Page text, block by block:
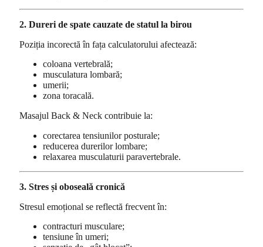
2. Dureri de spate cauzate de statul la birou
Poziția incorectă în fața calculatorului afectează:
coloana vertebrală;
musculatura lombară;
umerii;
zona toracală.
Masajul Back & Neck contribuie la:
corectarea tensiunilor posturale;
reducerea durerilor lombare;
relaxarea musculaturii paravertebrale.
3. Stres și oboseală cronică
Stresul emoțional se reflectă frecvent în:
contracturi musculare;
tensiune în umeri;